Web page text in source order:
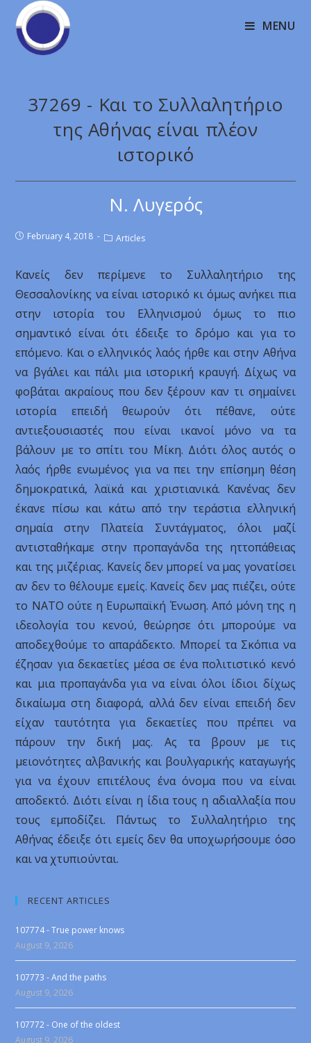
MENU
37269 - Και το Συλλαλητήριο
της Αθήνας είναι πλέον
ιστορικό
Ν. Λυγερός
February 4, 2018 Articles
Κανείς δεν περίμενε το Συλλαλητήριο της
Θεσσαλονίκης να είναι ιστορικό κι όμως ανήκει πια
στην ιστορία του Ελληνισμού όμως το πιο
σημαντικό είναι ότι έδειξε το δρόμο και για το
επόμενο. Και ο ελληνικός λαός ήρθε και στην Αθήνα
να βγάλει και πάλι μια ιστορική κραυγή. Δίχως να
φοβάται ακραίους που δεν ξέρουν καν τι σημαίνει
ιστορία επειδή θεωρούν ότι πέθανε, ούτε
αντιεξουσιαστές που είναι ικανοί μόνο να τα
βάλουν με το σπίτι του Μίκη. Διότι όλος αυτός ο
λαός ήρθε ενωμένος για να πει την επίσημη θέση
δημοκρατικά, λαϊκά και χριστιανικά. Κανένας δεν
έκανε πίσω και κάτω από την τεράστια ελληνική
σημαία στην Πλατεία Συντάγματος, όλοι μαζί
αντισταθήκαμε στην προπαγάνδα της ηττοπάθειας
και της μιζέριας. Κανείς δεν μπορεί να μας γονατίσει
αν δεν το θέλουμε εμείς. Κανείς δεν μας πιέζει, ούτε
το ΝΑΤΟ ούτε η Ευρωπαϊκή Ένωση. Από μόνη της η
ιδεολογία του κενού, θεώρησε ότι μπορούμε να
αποδεχθούμε το απαράδεκτο. Μπορεί τα Σκόπια να
έζησαν για δεκαετίες μέσα σε ένα πολιτιστικό κενό
και μια προπαγάνδα για να είναι όλοι ίδιοι δίχως
δικαίωμα στη διαφορά, αλλά δεν είναι επειδή δεν
είχαν ταυτότητα για δεκαετίες που πρέπει να
πάρουν την δική μας. Ας τα βρουν με τις
μειονότητες αλβανικής και βουλγαρικής καταγωγής
για να έχουν επιτέλους ένα όνομα που να είναι
αποδεκτό. Διότι είναι η ίδια τους η αδιαλλαξία που
τους εμποδίζει. Πάντως το Συλλαλητήριο της
Αθήνας έδειξε ότι εμείς δεν θα υποχωρήσουμε όσο
και να χτυπιούνται.
RECENT ARTICLES
107774 - True power knows
August 9, 2026
107773 - And the paths
August 9, 2026
107772 - One of the oldest
August 9, 2026